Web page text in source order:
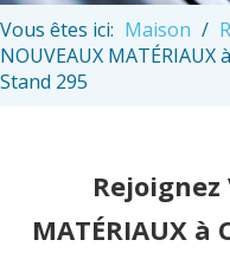
Vous êtes ici: Maison /
NOUVEAUX MATÉRIAUX
Stand 295
Rejoignez
MATÉRIAUX à